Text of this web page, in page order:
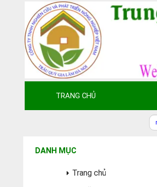
TRANG CHỦ
DANH MỤC
Trang chủ